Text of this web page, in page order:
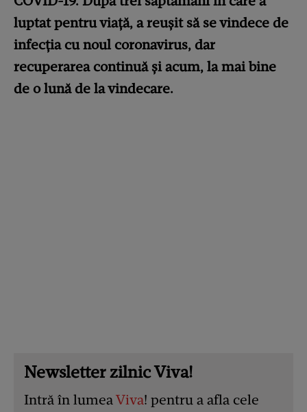
luptat pentru viață, a reușit să se vindece de
infecția cu noul coronavirus, dar
recuperarea continuă și acum, la mai bine
de o lună de la vindecare.
Newsletter zilnic Viva!
Intră în lumeaViva! pentru a afla cele